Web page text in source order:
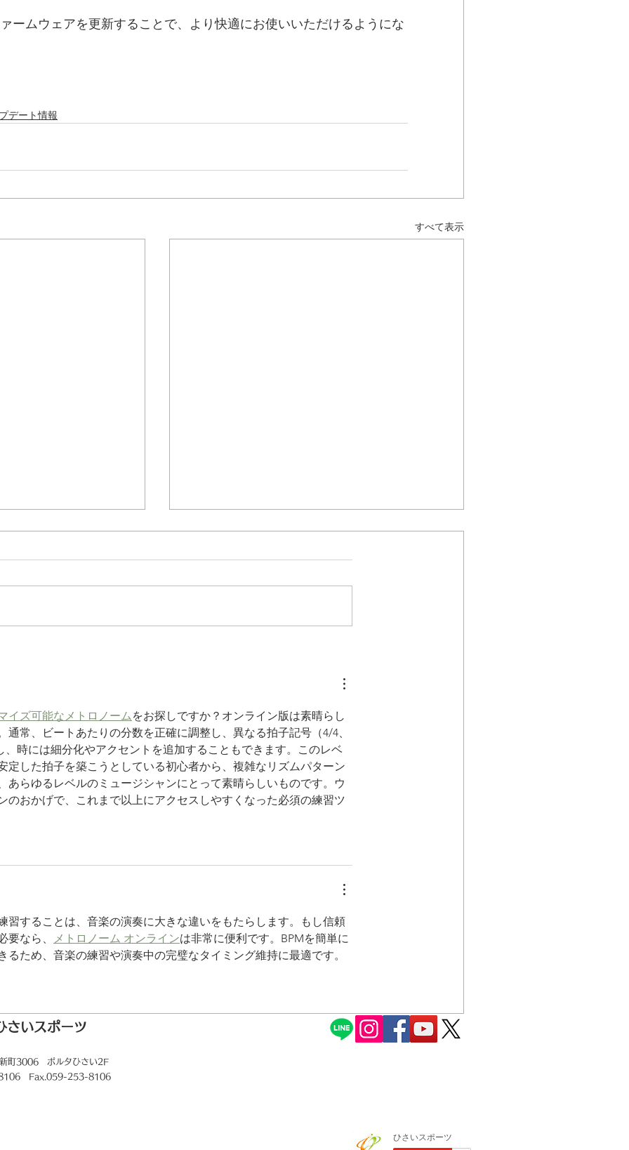
ームウェアを更新することで、より快適にお使いいただけるようにな
デート情報
すべて表示
イズ可能なメトロノームをお探しですか？オンライン版は素晴らし
通常、ビートあたりの分数を正確に調整し、異なる拍子記号（4/4、
、時には細分化やアクセントを追加することもできます。このレベ
定した拍子を築こうとしている初心者から、複雑なリズムパターン
あらゆるレベルのミュージシャンにとって素晴らしいものです。ウ
のおかげで、これまで以上にアクセスしやすくなった必須の練習ツ
習することは、音楽の演奏に大きな違いをもたらします。もし信頼
要なら、
メトロノーム オンラインは非常に便利です。BPMを簡単に
るため、音楽の練習や演奏中の完璧なタイミング維持に最適です。
さいスポーツ
新町3006 ポルタひさい2F
Fax.059-253-8106